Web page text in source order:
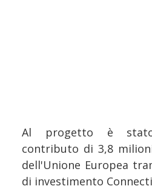
Al progetto è
contributo di 3,8
dell'Unione Europea
di investimento